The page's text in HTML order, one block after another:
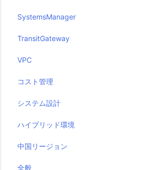
SystemsManager
TransitGateway
VPC
コスト管理
システム設計
ハイブリッド環境
中国リージョン
全般